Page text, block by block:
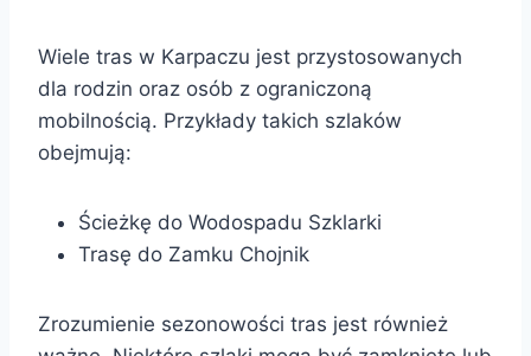
Wiele tras w Karpaczu jest przystosowanych
dla rodzin oraz osób z ograniczoną
mobilnością. Przykłady takich szlaków
obejmują:
Ścieżkę do Wodospadu Szklarki
Trasę do Zamku Chojnik
Zrozumienie sezonowości tras jest również